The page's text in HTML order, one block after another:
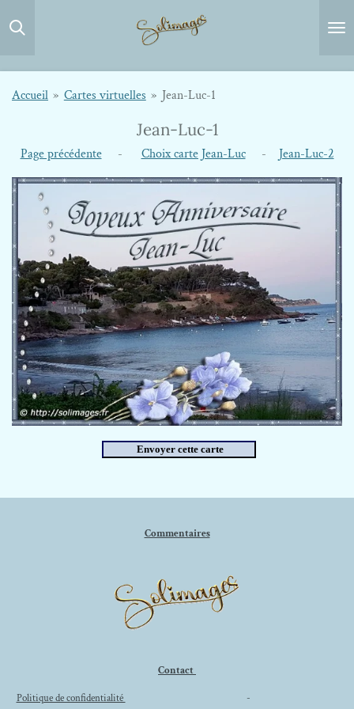
Passer
Accueil » Cartes virtuelles » Jean-Luc-1
Jean-Luc-1
Page précédente- Choix carte Jean-Luc- Jean-Luc-2
Commentaires
Contact
Politique de confidentialité -